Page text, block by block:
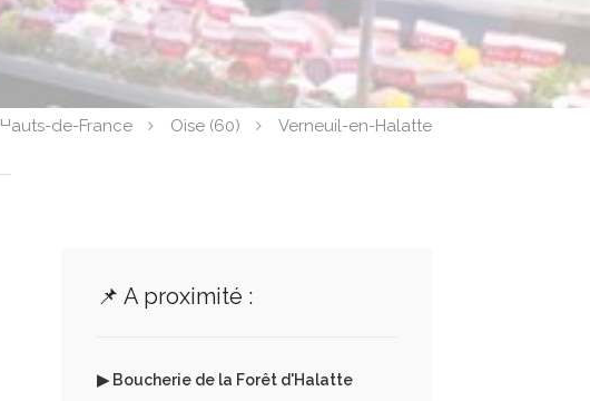
Hauts-de-France Oise (60) Verneuil-en-Halatte
📌 A proximité :
▶ Boucherie de la Forêt d'Halatte